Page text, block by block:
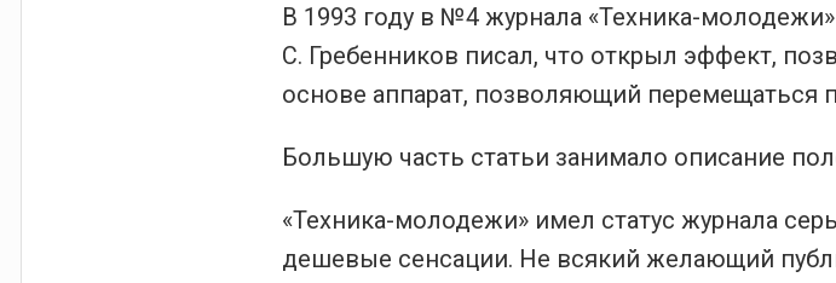
В 1993 году в №4 журнала «Техника-
С. Гребенников писал, что открыл эффект,
основе аппарат, позволяющий перемещаться
Большую часть статьи занимало описание
«Техника-молодежи» имел статус журнала
дешевые сенсации. Не всякий желающий